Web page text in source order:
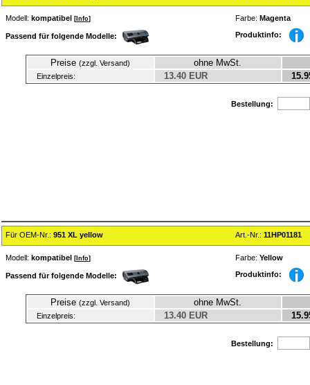
Modell: kompatibel [ Info] Farbe: Magenta
Passend für folgende Modelle: Produktinfo:
Preise (zzgl. Versand) ohne MwSt.
Einzelpreis: 13.40 EUR
Bestellung:
Für OEM-Nr.: 951 XL yellow Art.-Nr.: 11HP01181
Modell: kompatibel [ Info] Farbe: Yellow
Passend für folgende Modelle: Produktinfo:
Preise (zzgl. Versand) ohne MwSt.
Einzelpreis: 13.40 EUR
Bestellung: